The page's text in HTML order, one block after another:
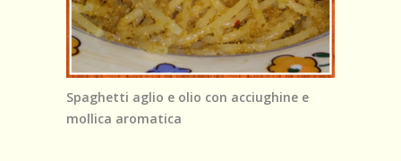
Spaghetti aglio e olio con acciughine e
mollica aromatica